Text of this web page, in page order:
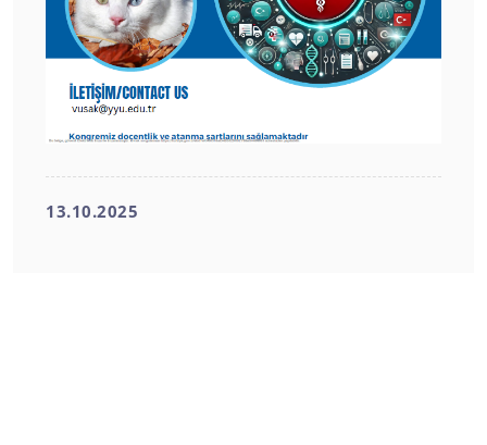
13.10.2025